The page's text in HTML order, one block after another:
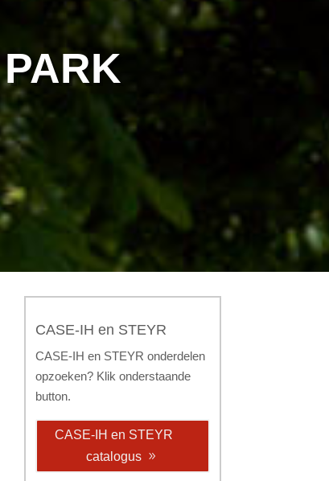
CASE-IH en STEYR
CASE-IH en STEYR onderdelen
opzoeken? Klik onderstaande
button.
CASE-IH en STEYR
catalogus